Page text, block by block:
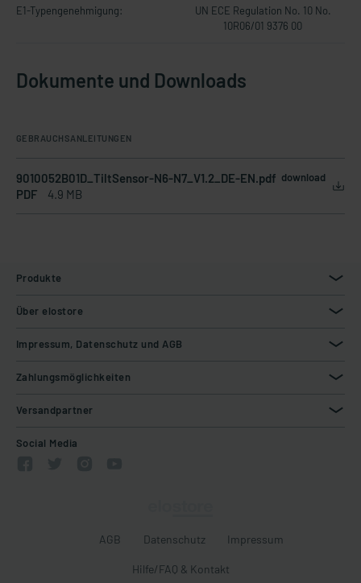
E1-Typengenehmigung:
UN ECE Regulation No. 10 No.
10R06/01 9376 00
Dokumente und Downloads
GEBRAUCHSANLEITUNGEN
9010052B01D_TiltSensor-N6-N7_V1.2_DE-EN.pdf
PDF
4.9 MB
download
Produkte
Über elostore
Impressum, Datenschutz und AGB
Zahlungsmöglichkeiten
Versandpartner
Social Media
AGB Datenschutz Impressum
Hilfe/FAQ & Kontakt